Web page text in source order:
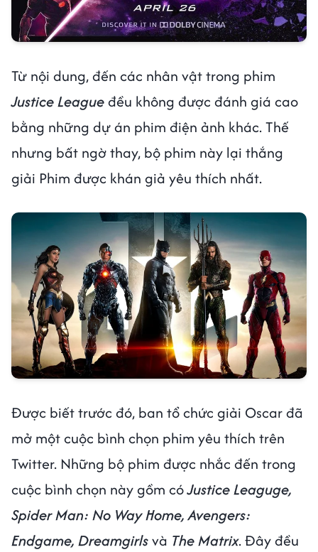
Từ nội dung, đến các nhân vật trong phim
Justice Leagueđều không được đánh giá cao
bằng những dự án phim điện ảnh khác. Thế
nhưng bất ngờ thay, bộ phim này lại thắng
giải Phim được khán giả yêu thích nhất.
Được biết trước đó, ban tổ chức giải Oscar đã
mở một cuộc bình chọn phim yêu thích trên
Twitter. Những bộ phim được nhắc đến trong
cuộc bình chọn này gồm cóJustice Leaguge,
Spider Man: No Way Home, Avengers:
Endgame, Dreamgirlsvà The Matrix. Đây đều